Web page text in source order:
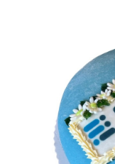
Packing
Shipping
documents
Printer